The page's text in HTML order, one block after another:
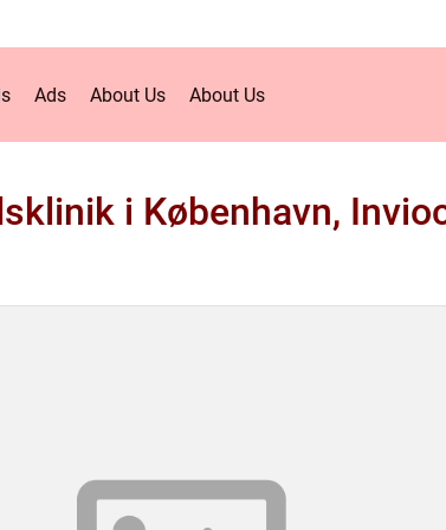
Ads About Us About Us
i København,